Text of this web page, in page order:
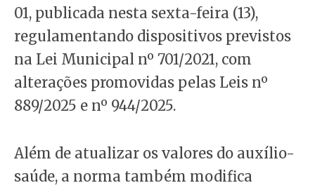
01, publicada nesta sexta-feira (13),
regulamentando dispositivos previstos
na Lei Municipal nº 701/2021, com
alterações promovidas pelas Leis nº
889/2025 e nº 944/2025.
Além de atualizar os valores do auxílio-
saúde, a norma também modifica